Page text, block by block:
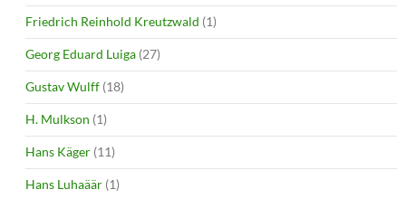
Friedrich Reinhold Kreutzwald (1)
Georg Eduard Luiga (27)
Gustav Wulff (18)
H. Mulkson (1)
Hans Käger (11)
Hans Luhaäär (1)